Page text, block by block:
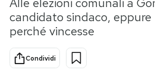
Internet
Scienza
Cultura
Economia
Alle elezioni comunali a
candidato sindaco,
perché vincesse
Condividi